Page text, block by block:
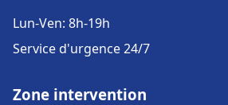
Lun-Ven: 8h-19h
Service d'urgence 24/7
Zone intervention